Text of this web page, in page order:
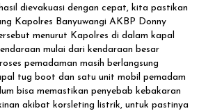
dievakuasi dengan cepat, kita pastikan
Kapolres Banyuwangi AKBP Donny
menurut Kapolres di dalam kapal
mulai dari kendaraan besar
pemadaman masih berlangsung
tug boot dan satu unit mobil pemadam
bisa memastikan penyebab kebakaran
akibat korsleting listrik, untuk pastinya